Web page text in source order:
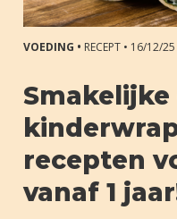
VOEDING • RECEPT • 16/12/25
recepten
vanaf 1